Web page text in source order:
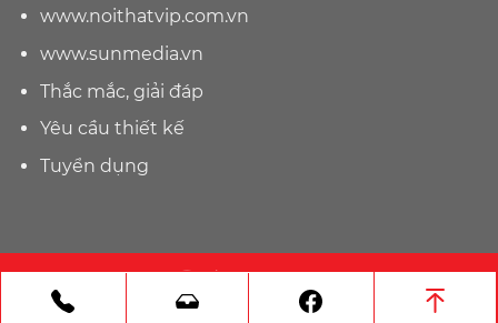
Gọi điện Nhắn tin Zalo Facebook
www.noithatvip.com.vn
www.sunmedia.vn
Thắc mắc, giải đáp
Yêu cầu thiết kế
Tuyển dụng
☎ Tel: 090.303.7747
Bản quyền 2026 © hoason.vn | Thiết kế web bởi Sun Media